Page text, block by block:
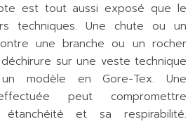
est tout aussi exposé que le
techniques. Une chute ou un
une branche ou un rocher
sur une veste technique
modèle en Gore-Tex. Une
peut compromettre
étanchéité et sa respirabilité.